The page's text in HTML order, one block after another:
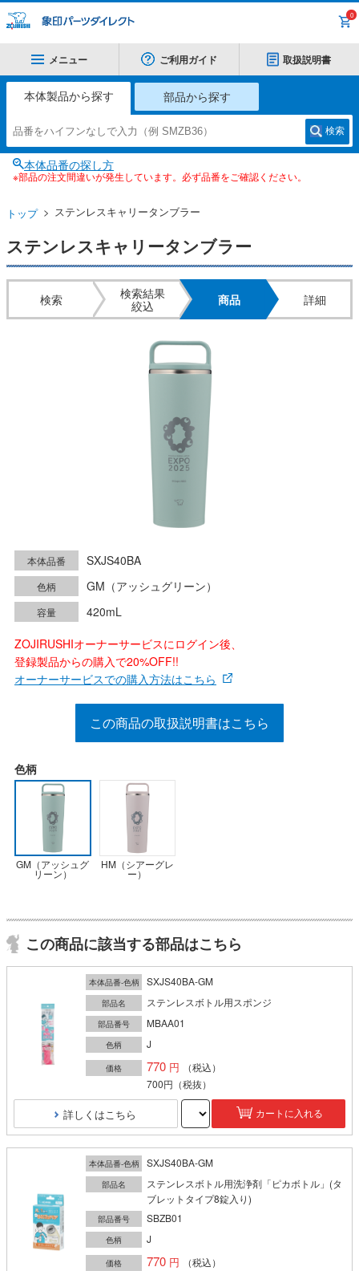
0
メニュー ご利用ガイド 取扱説明書
本体製品から探す 部品から探す
検索
本体品番の探し方
※部品の注文間違いが発生しています。必ず品番をご確認ください。
トップ ステンレスキャリータンブラー
ステンレスキャリータンブラー
検索
検索結果
絞込
商品 詳細
本体品番 SXJS40BA
色柄 GM（アッシュグリーン）
容量
420mL
ZOJIRUSHIオーナーサービスにログイン後、
登録製品からの購入で20%OFF!!
オーナーサービスでの購入方法はこちら
この商品の取扱説明書はこちら
色柄
GM（アッシュグ
リーン）
HM（シアーグレ
ー）
この商品に該当する部品はこちら
本体品番-色柄 SXJS40BA-GM
部品名 ステンレスボトル用スポンジ
部品番号 MBAA01
色柄 J
価格 770
（税込）
700円 （税抜）
詳しくはこちら カートに入れる
本体品番-色柄 SXJS40BA-GM
部品名
ステンレスボトル用洗浄剤「ピカボトル」(タ
ブレットタイプ8錠入り)
部品番号 SBZB01
色柄 J
価格 770
（税込）